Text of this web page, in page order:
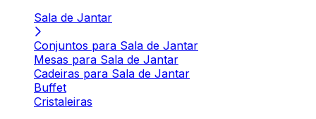
Sala de Jantar
Conjuntos para Sala de Jantar
Mesas para Sala de Jantar
Cadeiras para Sala de Jantar
Buffet
Cristaleiras